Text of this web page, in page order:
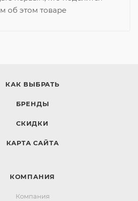
об этом товаре
КАК ВЫБРАТЬ
БРЕНДЫ
СКИДКИ
КАРТА САЙТА
КОМПАНИЯ
Компания